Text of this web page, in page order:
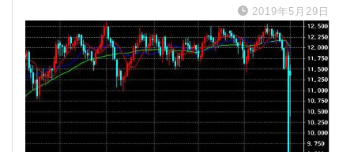
2019年5月29日